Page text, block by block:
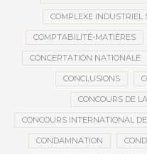
COMPLEXE INDUSTRIEL
COMPTABILITÉ-MATIÈRES
CONCERTATION NATIONALE
CONCLUSIONS
CONCOURS DE
CONCOURS INTERNATIONAL
CONDAMNATION